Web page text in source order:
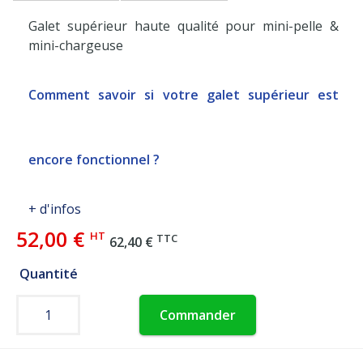
Galet supérieur haute qualité pour mini-pelle &
mini-chargeuse
Comment savoir si votre galet supérieur est
encore fonctionnel ?
+ d'infos
52,00 € HT 62,40 € TTC
Quantité
Commander